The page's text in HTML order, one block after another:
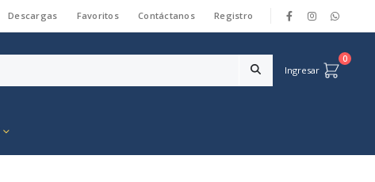
Descargas Favoritos Contáctanos Registro
Ingresar
0